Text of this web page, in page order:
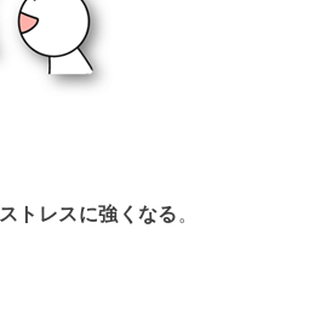
ストレスに強くなる